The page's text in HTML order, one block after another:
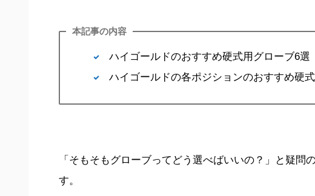
本記事の内容
ハイゴールドのおすすめ硬式用グローブ6選
ハイゴールドの各ポジションのおすすめ硬
「そもそもグローブってどう選べばいいの？」と疑
す。